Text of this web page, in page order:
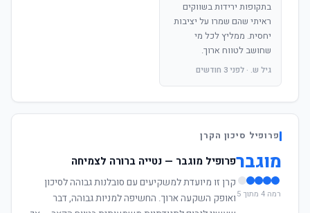
בתקופות ירידות בשווקים
ראיתי שהם שמרו על יציבות
יחסית. ממליץ לכל מי
שחושב לטווח ארוך.
גיל ש. · לפני 3 חודשים
פרופיל סיכון הקרן
מוגבר
רמה 4 מתוך 5
פרופיל מוגבר — נטייה ברורה לצמיחה
קרן זו מיועדת למשקיעים עם סובלנות גבוהה לסיכון
ואופק השקעה ארוך. החשיפה למניות גבוהה, דבר